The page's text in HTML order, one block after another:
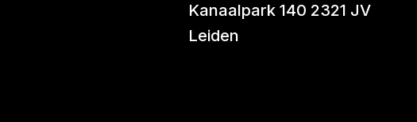
Kanaalpark 140 2321 JV
Leiden